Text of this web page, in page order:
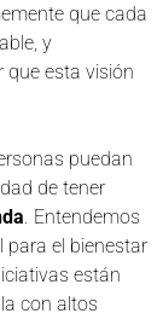
que cada
y
esta visión
puedan
de tener
. Entendemos
para el bienestar
están
con altos